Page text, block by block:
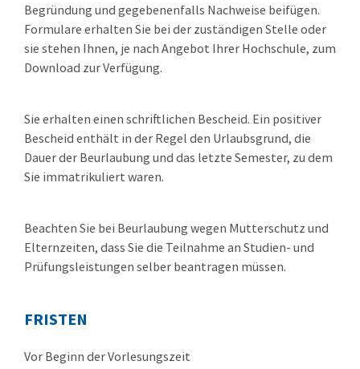
Begründung und gegebenenfalls Nachweise beifügen.
Formulare erhalten Sie bei der zuständigen Stelle oder
sie stehen Ihnen, je nach Angebot Ihrer Hochschule, zum
Download zur Verfügung.
Sie erhalten einen schriftlichen Bescheid. Ein positiver
Bescheid enthält in der Regel den Urlaubsgrund, die
Dauer der Beurlaubung und das letzte Semester, zu dem
Sie immatrikuliert waren.
Beachten Sie bei Beurlaubung wegen Mutterschutz und
Elternzeiten, dass Sie die Teilnahme an Studien- und
Prüfungsleistungen selber beantragen müssen.
FRISTEN
Vor Beginn der Vorlesungszeit